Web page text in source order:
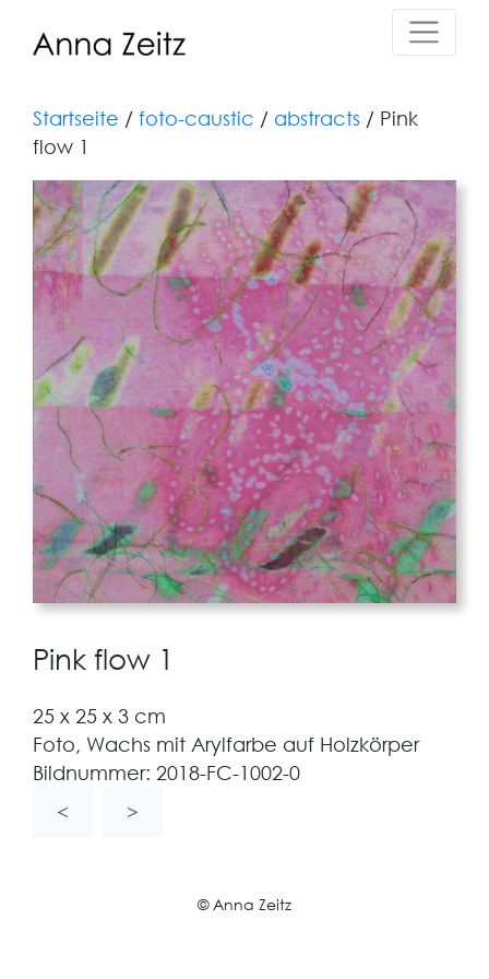
Startseite / foto-caustic / abstracts / Pink
flow 1
Pink flow 1
25 x 25 x 3 cm
Foto, Wachs mit Arylfarbe auf Holzkörper
Bildnummer: 2018-FC-1002-0
<
>
© Anna Zeitz